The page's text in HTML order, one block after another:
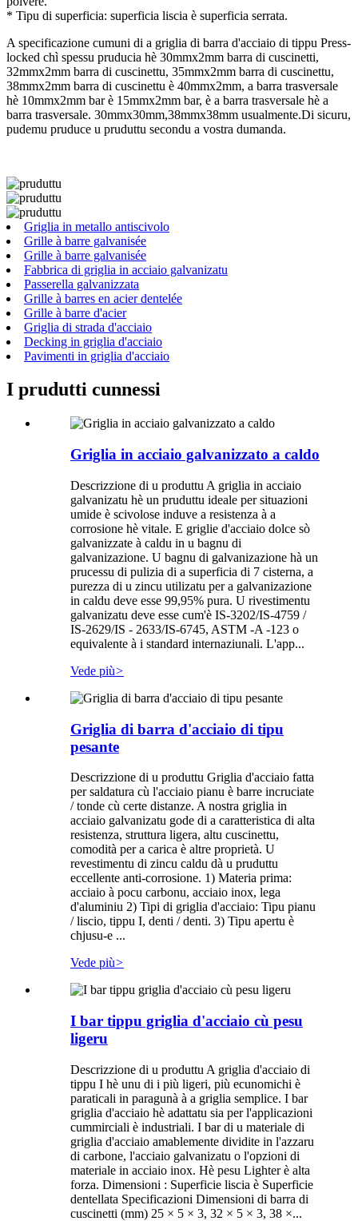
* Tipu di superficia: superficia liscia è superficia serrata.
A specificazione cumuni di a griglia di barra d'acciaio di tippu Press-
locked chì spessu pruducia hè 30mmx2mm barra di cuscinetti,
32mmx2mm barra di cuscinettu, 35mmx2mm barra di cuscinettu,
38mmx2mm barra di cuscinettu è 40mmx2mm, a barra trasversale
hè 10mmx2mm bar è 15mmx2mm bar, è a barra trasversale hè a
barra trasversale. 30mmx30mm,38mmx38mm usualmente.Di sicuru,
pudemu pruduce u pruduttu secondu a vostra dumanda.
Griglia in metallo antiscivolo
Grille à barre galvanisée
Grille à barre galvanisée
Fabbrica di griglia in acciaio galvanizatu
Passerella galvanizzata
Grille à barres en acier dentelée
Grille à barre d'acier
Griglia di strada d'acciaio
Decking in griglia d'acciaio
Pavimenti in griglia d'acciaio
I prudutti cunnessi
Griglia in acciaio galvanizzato a caldo
Descrizzione di u produttu A griglia in acciaio
galvanizatu hè un pruduttu ideale per situazioni
umide è scivolose induve a resistenza à a
corrosione hè vitale. E griglie d'acciaio dolce sò
galvanizzate à caldu in u bagnu di
galvanizazione. U bagnu di galvanizazione hà un
prucessu di pulizia di a superficia di 7 cisterna, a
purezza di u zincu utilizatu per a galvanizazione
in caldu deve esse 99,95% pura. U rivestimentu
galvanizatu deve esse cum'è IS-3202/IS-4759 /
IS-2629/IS - 2633/IS-6745, ASTM -A -123 o
equivalente à i standard internaziunali. L'app...
Vede più>
Griglia di barra d'acciaio di tipu
pesante
Descrizzione di u produttu Griglia d'acciaio fatta
per saldatura cù l'acciaio pianu è barre incruciate
/ tonde cù certe distanze. A nostra griglia in
acciaio galvanizatu gode di a caratteristica di alta
resistenza, struttura ligera, altu cuscinettu,
comodità per a carica è altre proprietà. U
revestimentu di zincu caldu dà u pruduttu
eccellente anti-corrosione. 1) Materia prima:
acciaio à pocu carbonu, acciaio inox, lega
d'aluminiu 2) Tipi di griglia d'acciaio: Tipu pianu
/ liscio, tippu I, denti / denti. 3) Tipu apertu è
chjusu-e ...
Vede più>
I bar tippu griglia d'acciaio cù pesu
ligeru
Descrizzione di u produttu A griglia d'acciaio di
tippu I hè unu di i più ligeri, più ecunomichi è
paraticali in paragunà à a griglia semplice. I bar
griglia d'acciaio hè adattatu sia per l'applicazioni
cummirciali è industriali. I bar di u materiale di
griglia d'acciaio amablemente dividite in l'azzaru
di carbone, l'acciaio galvanizatu o l'opzioni di
materiale in acciaio inox. Hè pesu Lighter è alta
forza. Dimensioni : Superficie liscia è Superficie
dentellata Specificazioni Dimensioni di barra di
cuscinetti (mm) 25 × 5 × 3, 32 × 5 × 3, 38 ×...